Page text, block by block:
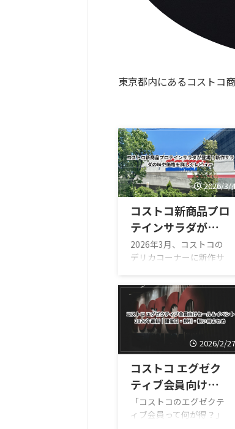
東京都内にあるコストコ
2026/3/4
コストコ新商品プロ
テインサラダが登
場！新作サラダの味
や価格を詳しくレビ
2026年3月、コストコの
デリカコーナーに新作サ
ダ」が登場しました。高
たんぱく食材を中心にし
たボリューム満点のサラ
ダで、健康志向の人や筋
トレ中の人にも注目され
ています。 コストコのデ
リカ商品は大容量でコス
パが良いことでも人気で
すが、このプロテインサ
ラダも例外ではありませ
ん。チキンやゆで卵、ナ
2026/2/27
コストコ エグゼク
ティブ会員向けセー
ル＆イベント2026
年最新｜開催日・割
「コストコのエグゼクテ
ィブ会員って何が得？」